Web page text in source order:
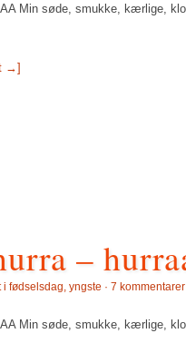
Min søde, smukke, kærlige,
→]
–
i fødselsdag yngste · 7 kommentarer
Min søde, smukke, kærlige,